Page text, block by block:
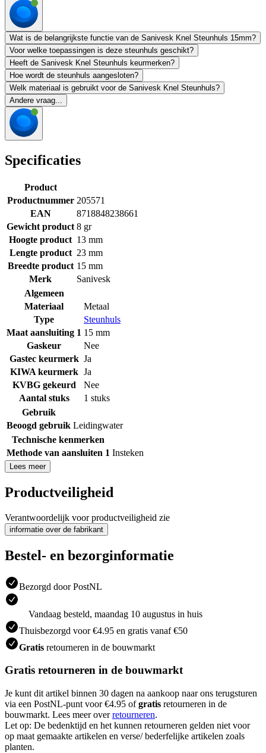
Wat is de belangrijkste functie van de Sanivesk Knel Steunhuls 15mm?
Voor welke toepassingen is deze steunhuls geschikt?
Heeft de Sanivesk Knel Steunhuls keurmerken?
Hoe wordt de steunhuls aangesloten?
Welk materiaal is gebruikt voor de Sanivesk Knel Steunhuls?
Andere vraag...
Specificaties
Product
Productnummer 205571
EAN
8718848238661
Gewicht product 8 gr
Hoogte product 13 mm
Lengte product 23 mm
Breedte product 15 mm
Merk
Sanivesk
Algemeen
Materiaal
Metaal
Type
Steunhuls
Maat aansluiting 1 15 mm
Gaskeur
Nee
Gastec keurmerk Ja
KIWA keurmerk Ja
KVBG gekeurd
Nee
Aantal stuks
1 stuks
Gebruik
Beoogd gebruik Leidingwater
Technische kenmerken
Methode van aansluiten 1 Insteken
Lees meer
Productveiligheid
Verantwoordelijk voor productveiligheid zie
informatie over de fabrikant
Bestel- en bezorginformatie
Bezorgd door PostNL
Vandaag besteld, maandag 10 augustus in huis
Thuisbezorgd voor €4.95 en gratis vanaf €50
Gratis retourneren in de bouwmarkt
Gratis retourneren in de bouwmarkt
Je kunt dit artikel binnen 30 dagen na aankoop naar ons terugsturen
via een PostNL-punt voor €4.95 ofgratis retourneren in de
bouwmarkt. Lees meer overretourneren.
Let op: De bedenktijd en het kunnen retourneren gelden niet voor
op maat gemaakte artikelen en verse/ bederfelijke artikelen zoals
planten.